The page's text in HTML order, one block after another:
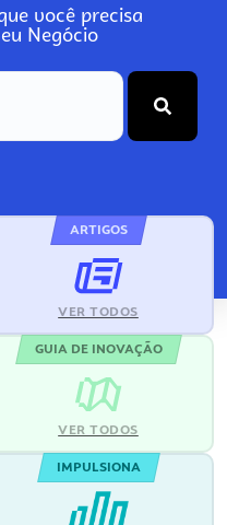
você precisa
Negócio
ARTIGOS
VER TODOS
GUIA DE INOVAÇÃO
VER TODOS
IMPULSIONA